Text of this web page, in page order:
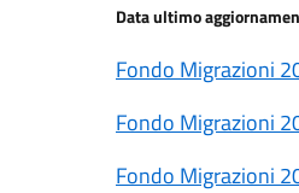
Data ultimo
Fondo Migrazioni
Fondo Migrazioni
Fondo Migrazioni